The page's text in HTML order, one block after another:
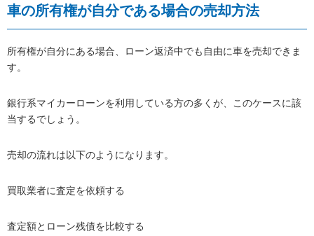
車の所有権が自分である場合の売却方法
所有権が自分にある場合、ローン返済中でも自由に車を売却できま
す。
銀行系マイカーローンを利用している方の多くが、このケースに該
当するでしょう。
売却の流れは以下のようになります。
買取業者に査定を依頼する
査定額とローン残債を比較する